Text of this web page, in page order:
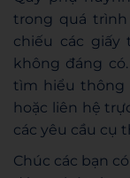
trong quá
chiếu các
không đáng
tìm hiểu thông
hoặc liên hệ
các yêu cầu cụ
Chúc các bạn